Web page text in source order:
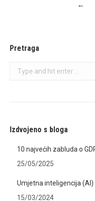
←
Pretraga
Search:
Izdvojeno s bloga
10 najvećih zabluda o
25/05/2025
Umjetna inteligencija (AI)
15/03/2024